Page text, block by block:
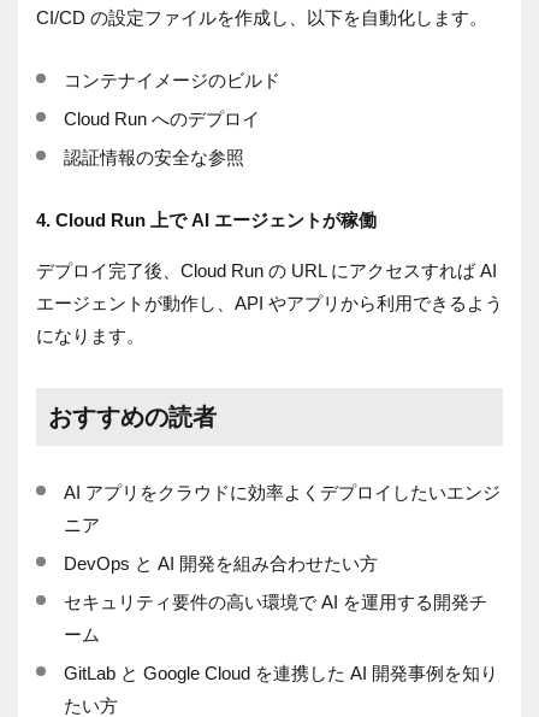
CI/CD の設定ファイルを作成し、以下を自動化します。
コンテナイメージのビルド
Cloud Run へのデプロイ
認証情報の安全な参照
4. Cloud Run 上で AI エージェントが稼働
デプロイ完了後、Cloud Run の URL にアクセスすれば AI
エージェントが動作し、API やアプリから利用できるよう
になります。
おすすめの読者
AI アプリをクラウドに効率よくデプロイしたいエンジ
ニア
DevOps と AI 開発を組み合わせたい方
セキュリティ要件の高い環境で AI を運用する開発チ
ーム
GitLab と Google Cloud を連携した AI 開発事例を知り
たい方